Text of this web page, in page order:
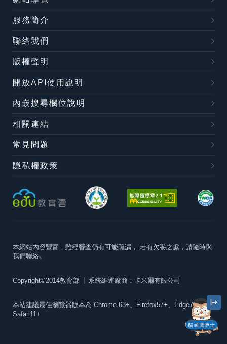
貓頭鷹博士
服務簡介
聯絡我們
版權聲明
開放API使用說明
內嵌搜尋欄位說明
相關連結
常見問題
隱私權政策
本網站內容豐富，雖經審查仍有可能疏漏， 若有欠妥之處，請隨時與
我們聯絡。
Copyright©2014教育部 丨系統維運廠商：卡米爾有限公司
本站建議最佳瀏覽器版本為 Chrome 63+、Firefox57+、Edge79+及
Safari11+